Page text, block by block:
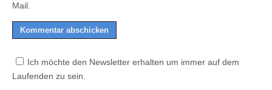
Mail.
Ich möchte den Newsletter erhalten um immer auf dem
Laufenden zu sein.